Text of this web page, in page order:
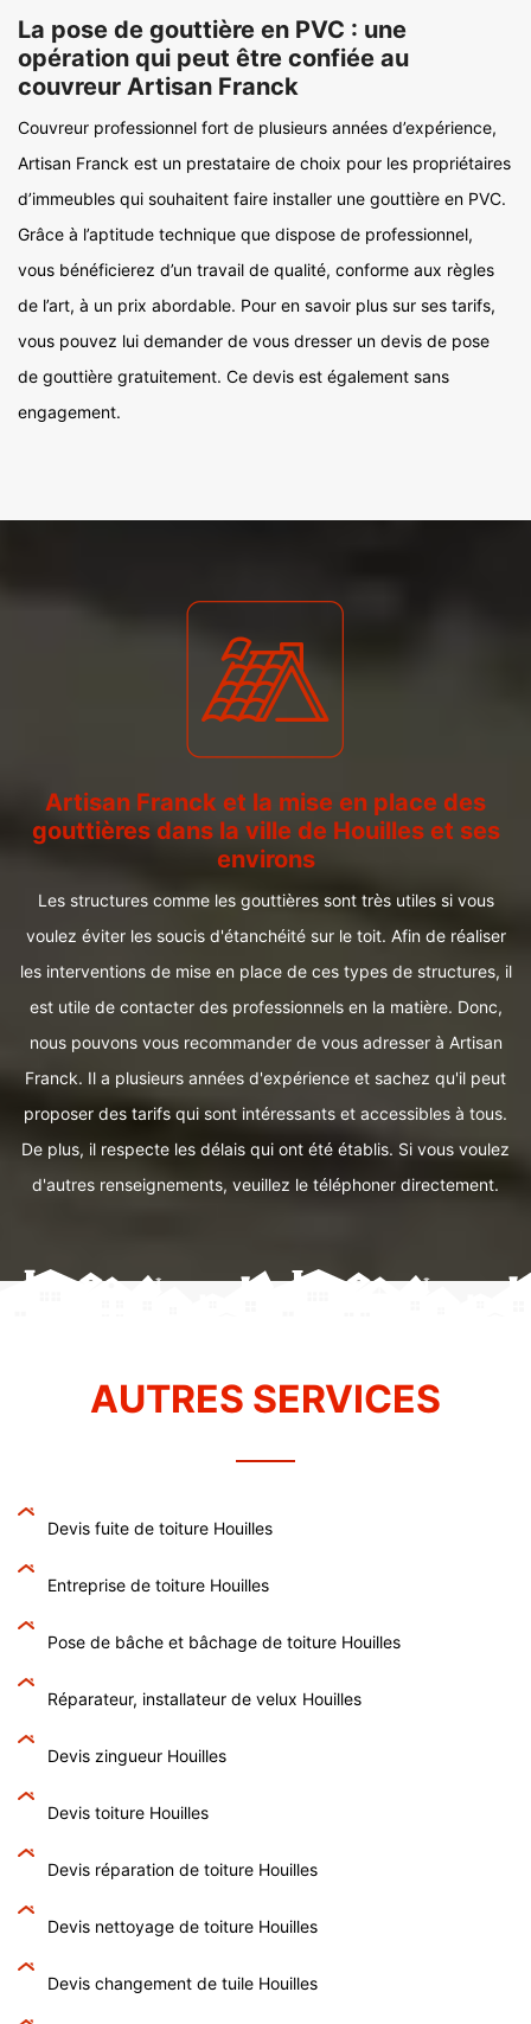
La pose de gouttière en PVC : une
opération qui peut être confiée au
couvreur Artisan Franck
Couvreur professionnel fort de plusieurs années d’expérience,
Artisan Franck est un prestataire de choix pour les propriétaires
d’immeubles qui souhaitent faire installer une gouttière en PVC.
Grâce à l’aptitude technique que dispose de professionnel,
vous bénéficierez d’un travail de qualité, conforme aux règles
de l’art, à un prix abordable. Pour en savoir plus sur ses tarifs,
vous pouvez lui demander de vous dresser un devis de pose
de gouttière gratuitement. Ce devis est également sans
engagement.
Artisan Franck et la mise en place des
gouttières dans la ville de Houilles et ses
environs
Les structures comme les gouttières sont très utiles si vous
voulez éviter les soucis d'étanchéité sur le toit. Afin de réaliser
les interventions de mise en place de ces types de structures, il
est utile de contacter des professionnels en la matière. Donc,
nous pouvons vous recommander de vous adresser à Artisan
Franck. Il a plusieurs années d'expérience et sachez qu'il peut
proposer des tarifs qui sont intéressants et accessibles à tous.
De plus, il respecte les délais qui ont été établis. Si vous voulez
d'autres renseignements, veuillez le téléphoner directement.
AUTRES SERVICES
Devis fuite de toiture Houilles
Entreprise de toiture Houilles
Pose de bâche et bâchage de toiture Houilles
Réparateur, installateur de velux Houilles
Devis zingueur Houilles
Devis toiture Houilles
Devis réparation de toiture Houilles
Devis nettoyage de toiture Houilles
Devis changement de tuile Houilles